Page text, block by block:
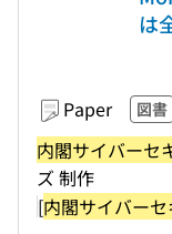
は
Paper 図書
内閣サイバーセ
ズ 制作
[内閣サイバー